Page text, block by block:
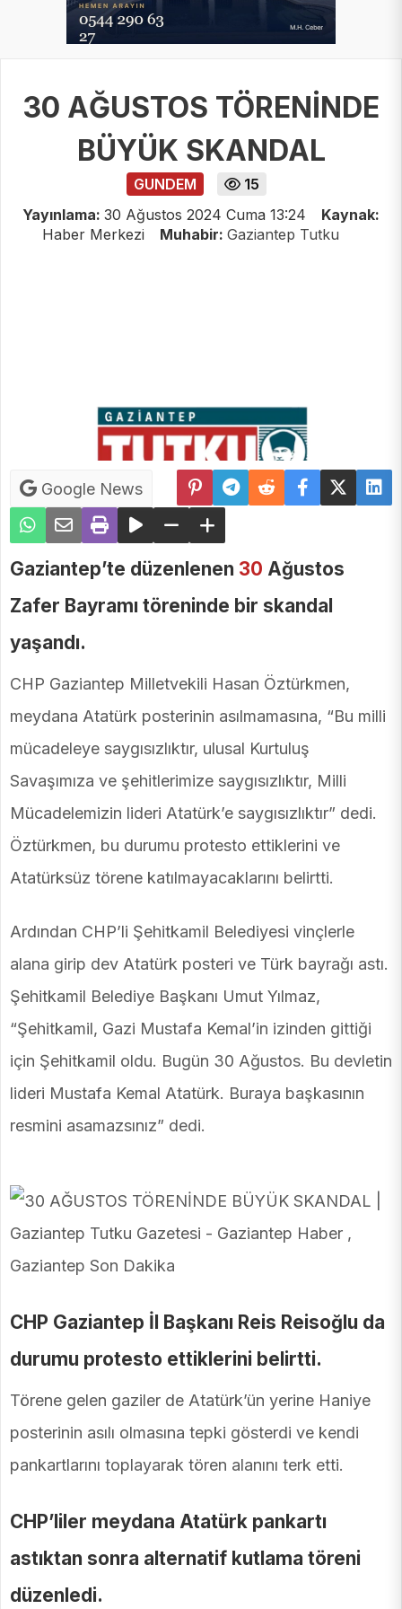
30 AĞUSTOS TÖRENİNDE
BÜYÜK SKANDAL
GUNDEM
15
Yayınlama: 30 Ağustos 2024 Cuma 13:24
Kaynak:
Haber Merkezi
Muhabir: Gaziantep Tutku
Google News
Gaziantep’te düzenlenen 30 Ağustos
Zafer Bayramı töreninde bir skandal
yaşandı.
CHP Gaziantep Milletvekili Hasan Öztürkmen,
meydana Atatürk posterinin asılmamasına, “Bu milli
mücadeleye saygısızlıktır, ulusal Kurtuluş
Savaşımıza ve şehitlerimize saygısızlıktır, Milli
Mücadelemizin lideri Atatürk’e saygısızlıktır” dedi.
Öztürkmen, bu durumu protesto ettiklerini ve
Atatürksüz törene katılmayacaklarını belirtti.
Ardından CHP’li Şehitkamil Belediyesi vinçlerle
alana girip dev Atatürk posteri ve Türk bayrağı astı.
Şehitkamil Belediye Başkanı Umut Yılmaz,
“Şehitkamil, Gazi Mustafa Kemal’in izinden gittiği
için Şehitkamil oldu. Bugün 30 Ağustos. Bu devletin
lideri Mustafa Kemal Atatürk. Buraya başkasının
resmini asamazsınız” dedi.
CHP Gaziantep İl Başkanı Reis Reisoğlu da
durumu protesto ettiklerini belirtti.
Törene gelen gaziler de Atatürk’ün yerine Haniye
posterinin asılı olmasına tepki gösterdi ve kendi
pankartlarını toplayarak tören alanını terk etti.
CHP’liler meydana Atatürk pankartı
astıktan sonra alternatif kutlama töreni
düzenledi.